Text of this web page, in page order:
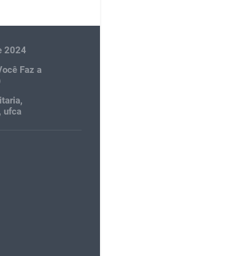
2024
Faz a
,
, ufca